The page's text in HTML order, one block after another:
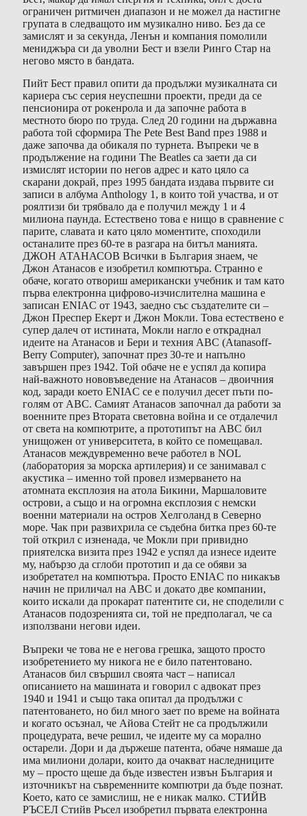
ограничен ритмичен диапазон и не можел да настигне
групата в следващото им музикално ниво. Без да се
замислят и за секунда, Ленън и компания помолили
мениджъра си да уволни Бест и взели Ринго Стар на
негово място в бандата.
Пийт Бест правил опити да продължи музикалната си
кариера със серия неуспешни проекти, преди да се
пенсионира от рокенрола и да започне работа в
местното бюро по труда. След 20 години на държавна
работа той сформира The Pete Best Band през 1988 и
даже започва да обикаля по турнета. Въпреки че в
продължение на години The Beatles са заети да си
измислят истории по негов адрес и като цяло са
скарани докрай, през 1995 бандата издава първите си
записи в албума Anthology 1, в които той участва, и от
роялтизи би трябвало да е получил между 1 и 4
милиона паунда. Естествено това е нищо в сравнение с
парите, славата и като цяло моментите, споходили
останалите през 60-те в разгара на битъл манията.
ДЖОН АТАНАСОВ Всички в България знаем, че
Джон Атанасов е изобретил компютъра. Странно е
обаче, когато отвориш американски учебник и там като
първа електронна цифрово-изчислителна машина е
записан ENIAC от 1943, заедно със създателите си –
Джон Преспер Eкерт и Джон Мокли. Това естествено е
супер далеч от истината, Мокли нагло е откраднал
идеите на Атанасов и Бери и техния ABC (Atanasoff-
Berry Computer), започнат през 30-те и напълно
завършен през 1942. Той обаче не е успял да копира
най-важното нововъведение на Атанасов – двоичния
код, заради което ENIAC се е получил десет пъти по-
голям от ABC. Самият Атанасов започнал да работи за
военните през Втората световна война и се отдалечил
от света на компютрите, а прототипът на ABC бил
унищожен от университета, в който се помещавал.
Атанасов междувременно вече работел в NOL
(лаборатория за морска артилерия) и се занимавал с
акустика – именно той провел измерването на
атомната експлозия на атола Бикини, Маршаловите
острови, а също и на огромна експлозия с немски
военни материали на остров Хелголанд в Северно
море. Чак при развихрила се съдебна битка през 60-те
той открил с изненада, че Мокли при привидно
приятелска визита през 1942 е успял да изнесе идеите
му, набързо да сглоби прототип и да се обяви за
изобретател на компютъра. Просто ENIAC по никакъв
начин не приличал на ABC и докато две компании,
които искали да прокарат патентите си, не споделили с
Атанасов подозренията си, той не предполагал, че са
използвани негови идеи.
Въпреки че това не е негова грешка, защото просто
изобретението му никога не е било патентовано.
Атанасов бил свършил своята част – написал
описанието на машината и говорил с адвокат през
1940 и 1941 и също така опитал да продължи с
патентоването, но бил много зает по време на войната
и когато осъзнал, че Айова Стейт не са продължили
процедурата, вече решил, че идеите му са морално
остарели. Дори и да държеше патента, обаче нямаше да
има милиони долари, които да очакват наследниците
му – просто щеше да бъде известен извън България и
източникът на съвременните компютри да бъде познат.
Което, като се замислиш, не е никак малко. СТИЙВ
РЪСЕЛ Стийв Ръсел изобретил първата електронна